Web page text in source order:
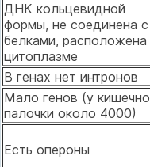
ДНК кольцевидной
формы, не соединена с
белками, расположена
цитоплазме
В генах нет интронов
Мало генов (у
палочки около 4000)
Есть опероны